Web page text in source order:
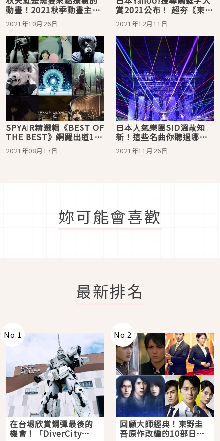
動畫！2021秋季動畫主題
曲懶人包
2021年10月26日
賞2021公布！ 超夯《東京
復仇者》打敗鬼滅咒術奪
動畫冠軍！
2021年12月11日
SPYAIR精選輯《BEST OF
THE BEST》網羅出道11
年間的代表作與獨立樂團
時期歌曲！
2021年08月17日
日本人氣樂團SID溫故知
新！這些名曲你聽過哪
些？
2021年11月26日
妳可能會喜歡
最新排名
No.1
在台場欣賞鋼彈最後的
機會！「DiverCity
No.2
回顧大師經典！東野圭
吾原作改編的10部日本